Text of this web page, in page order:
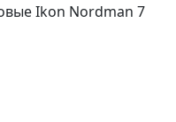
Ikon Nordman 7